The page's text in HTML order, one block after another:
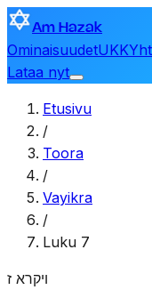
Am Hazak
OminaisuudetUKK
Lataa nyt
Etusivu
/
Toora
/
Vayikra
/
Luku 7
ויקרא ז